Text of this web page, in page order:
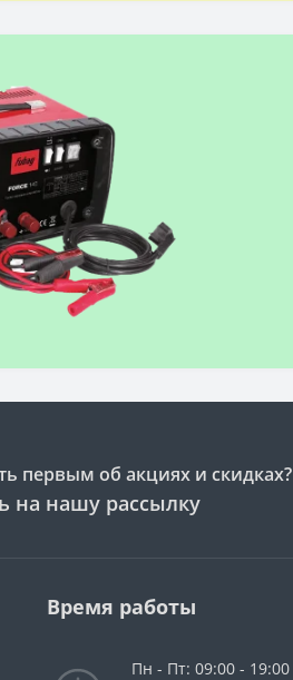
первым об акциях и скидках?
на нашу рассылку
Время работы
Пн - Пт: 09:00 - 19:00